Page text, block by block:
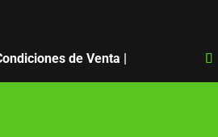
de Venta